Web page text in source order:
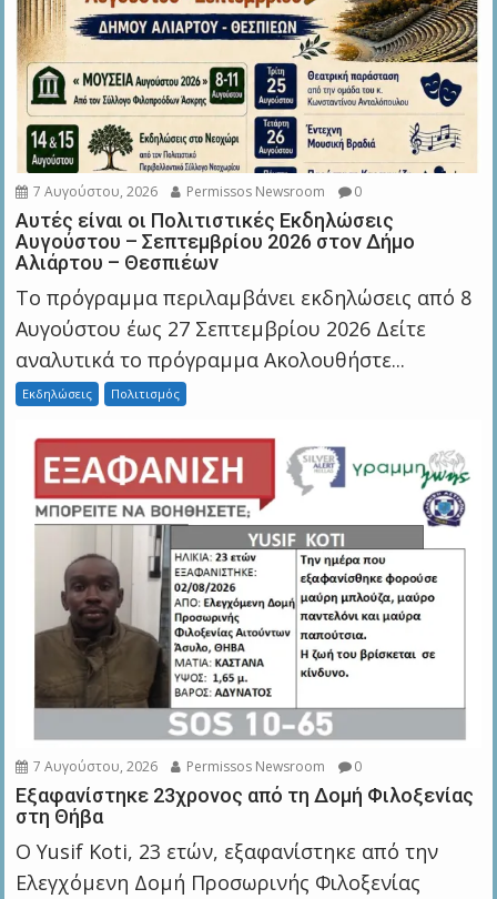
7 Αυγούστου, 2026 Permissos Newsroom 0
Αυτές είναι οι Πολιτιστικές Εκδηλώσεις
Αυγούστου – Σεπτεμβρίου 2026 στον Δήμο
Αλιάρτου – Θεσπιέων
Το πρόγραμμα περιλαμβάνει εκδηλώσεις από 8
Αυγούστου έως 27 Σεπτεμβρίου 2026 Δείτε
αναλυτικά το πρόγραμμα Ακολουθήστε...
Εκδηλώσεις Πολιτισμός
7 Αυγούστου, 2026 Permissos Newsroom 0
Εξαφανίστηκε 23χρονος από τη Δομή Φιλοξενίας
στη Θήβα
Ο Yusif Koti, 23 ετών, εξαφανίστηκε από την
Ελεγχόμενη Δομή Προσωρινής Φιλοξενίας